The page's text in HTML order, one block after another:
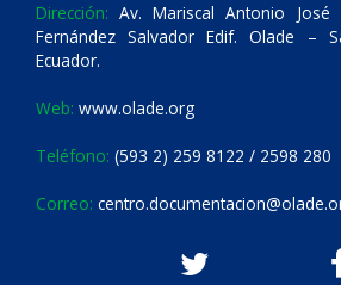
Dirección: Av. Mariscal Antonio
Fernández Salvador Edif. Olade –
Ecuador.
Web: www.olade.org
Teléfono: (593 2) 259 8122 / 2598 280
Correo: